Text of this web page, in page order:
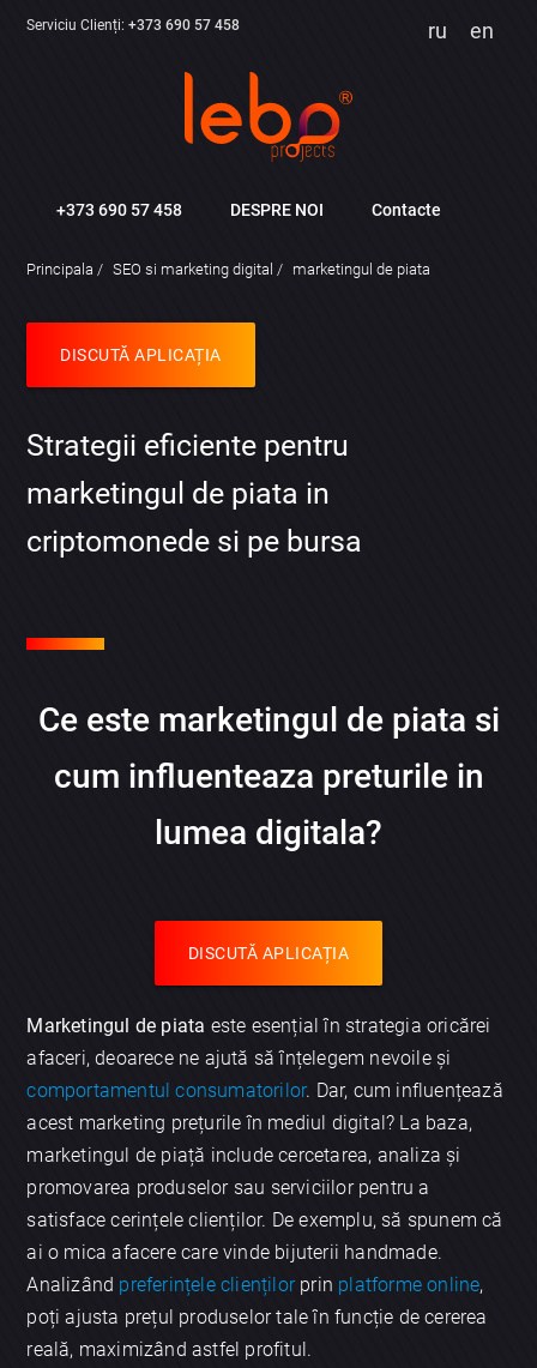
Serviciu Clienți:+373 690 57 458 ru en
+373 690 57 458 DESPRE NOI Contacte
Principala SEO si marketing digital marketingul de piata
DISCUTĂ APLICAȚIA
Strategii eficiente pentru
marketingul de piata in
criptomonede si pe bursa
Ce este marketingul de piata si
cum influenteaza preturile in
lumea digitala?
DISCUTĂ APLICAȚIA
Marketingul de piata este esențial în strategia oricărei
afaceri, deoarece ne ajută să înțelegem nevoile și
comportamentul consumatorilor. Dar, cum influențează
acest marketing prețurile în mediul digital? La baza,
marketingul de piață include cercetarea, analiza și
promovarea produselor sau serviciilor pentru a
satisface cerințele clienților. De exemplu, să spunem că
ai o mica afacere care vinde bijuterii handmade.
Analizând preferințele cliențilorprin platforme online,
poți ajusta prețul produselor tale în funcție de cererea
reală, maximizând astfel profitul.